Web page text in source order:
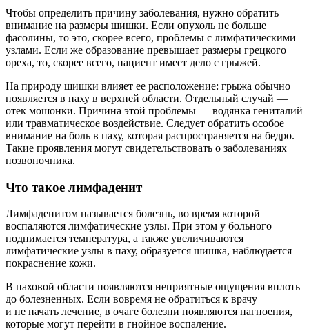
Чтобы определить причину заболевания, нужно обратить
внимание на размеры шишки. Если опухоль не больше
фасолины, то это, скорее всего, проблемы с лимфатическими
узлами. Если же образование превышает размеры грецкого
ореха, то, скорее всего, пациент имеет дело с грыжей.
На природу шишки влияет ее расположение: грыжа обычно
появляется в паху в верхней области. Отдельный случай —
отек мошонки. Причина этой проблемы — водянка гениталий
или травматическое воздействие. Следует обратить особое
внимание на боль в паху, которая распространяется на бедро.
Такие проявления могут свидетельствовать о заболеваниях
позвоночника.
Что такое лимфаденит
Лимфаденитом называется болезнь, во время которой
воспаляются лимфатические узлы. При этом у больного
поднимается температура, а также увеличиваются
лимфатические узлы в паху, образуется шишка, наблюдается
покраснение кожи.
В паховой области появляются неприятные ощущения вплоть
до болезненных. Если вовремя не обратиться к врачу
и не начать лечение, в очаге болезни появляются нагноения,
которые могут перейти в гнойное воспаление.